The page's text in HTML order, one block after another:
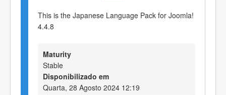
This is the Japanese Language Pack for Joomla!
4.4.8
Maturity
Stable
Disponibilizado em
Quarta, 28 Agosto 2024 12:19